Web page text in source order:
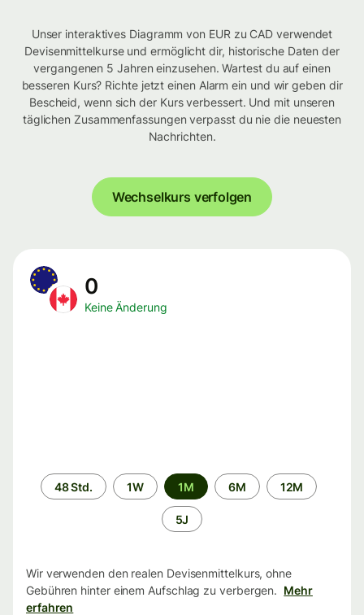
Unser interaktives Diagramm von EUR zu CAD verwendet
Devisenmittelkurse und ermöglicht dir, historische Daten der
vergangenen 5 Jahren einzusehen. Wartest du auf einen
besseren Kurs? Richte jetzt einen Alarm ein und wir geben dir
Bescheid, wenn sich der Kurs verbessert. Und mit unseren
täglichen Zusammenfassungen verpasst du nie die neuesten
Nachrichten.
Wechselkurs verfolgen
0
Keine Änderung
Zeitraum
48 Std. 1W 1M 6M 12M
5J
Wir verwenden den realen Devisenmittelkurs, ohne
Gebühren hinter einem Aufschlag zu verbergen. Mehr
erfahren